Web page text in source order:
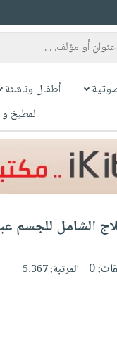
أطفال وناشئة
المطبخ
الشامل للجسم
0 المرتبة:5,367